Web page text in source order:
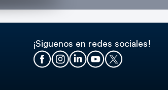
¡Siguenos en redes sociales!